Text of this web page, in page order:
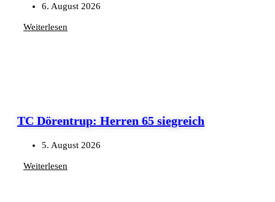
6. August 2026
Weiterlesen
TC Dörentrup: Herren 65 siegreich
5. August 2026
Weiterlesen